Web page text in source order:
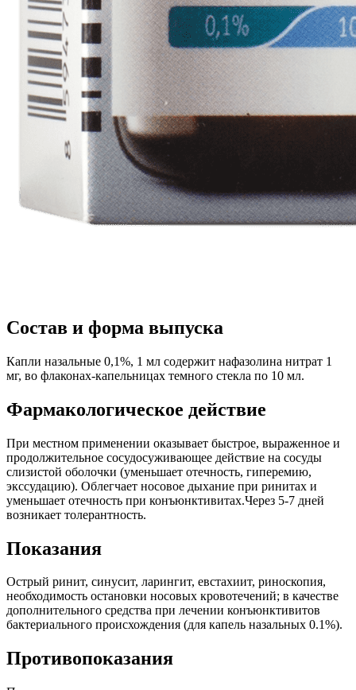
Состав и форма выпуска
Капли назальные 0,1%, 1 мл содержит нафазолина нитрат 1
мг, во флаконах-капельницах темного стекла по 10 мл.
Фармакологическое действие
При местном применении оказывает быстрое, выраженное и
продолжительное сосудосуживающее действие на сосуды
слизистой оболочки (уменьшает отечность, гиперемию,
экссудацию). Облегчает носовое дыхание при ринитах и
уменьшает отечность при конъюнктивитах.Через 5-7 дней
возникает толерантность.
Показания
Острый ринит, синусит, ларингит, евстахиит, риноскопия,
необходимость остановки носовых кровотечений; в качестве
дополнительного средства при лечении конъюнктивитов
бактериального происхождения (для капель назальных 0.1%).
Противопоказания